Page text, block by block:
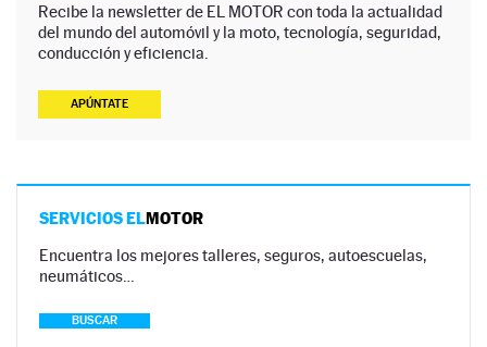
Recibe la newsletter de EL MOTOR con toda la actualidad
del mundo del automóvil y la moto, tecnología, seguridad,
conducción y eficiencia.
APÚNTATE
SERVICIOS ELMOTOR
Encuentra los mejores talleres, seguros, autoescuelas,
neumáticos…
BUSCAR